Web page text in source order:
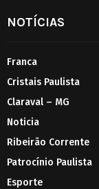
NOTÍCIAS
Franca
Cristais Paulista
Claraval – MG
Noticia
Ribeirão Corrente
Patrocínio Paulista
Esporte